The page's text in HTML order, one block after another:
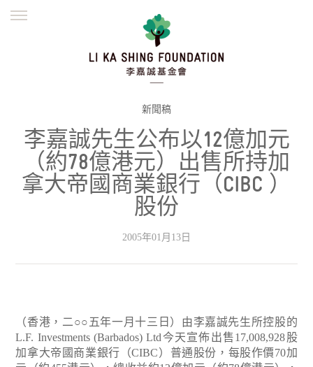
並肩同行
繁體
新聞稿
李嘉誠先生公布以12億加元
（約78億港元）出售所持加
拿大帝國商業銀行（CIBC ）
股份
2005年01月13日
（香港，二○○五年一月十三日）由李嘉誠先生所控股的
L.F. Investments (Barbados) Ltd今天宣佈出售17,008,928股
加拿大帝國商業銀行（CIBC）普通股份，每股作價70加